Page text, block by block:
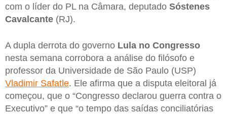
com o líder do PL na Câmara, deputado Sóstenes
Cavalcante (RJ).
A dupla derrota do governo Lula no Congresso
nesta semana corrobora a análise do filósofo e
professor da Universidade de São Paulo (USP)
Vladimir Safatle. Ele afirma que a disputa eleitoral já
começou, que o “Congresso declarou guerra contra o
Executivo” e que “o tempo das saídas conciliatórias